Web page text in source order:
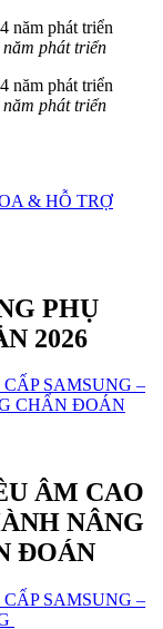
phát triển
phát triển
PHỤ
2026
ÂM CAO
NÂNG
ĐOÁN